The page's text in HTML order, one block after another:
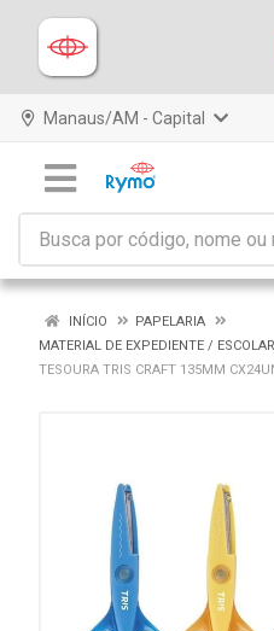
Manaus/AM - Capital
INÍCIO
PAPELARIA
MATERIAL DE EXPEDIENTE / ESCOLAR
TESOURA TRIS CRAFT 135MM